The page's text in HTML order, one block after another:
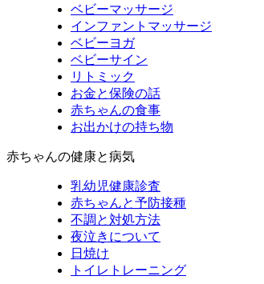
ベビーマッサージ
インファントマッサージ
ベビーヨガ
ベビーサイン
リトミック
お金と保険の話
赤ちゃんの食事
お出かけの持ち物
赤ちゃんの健康と病気
乳幼児健康診査
赤ちゃんと予防接種
不調と対処方法
夜泣きについて
日焼け
トイレトレーニング